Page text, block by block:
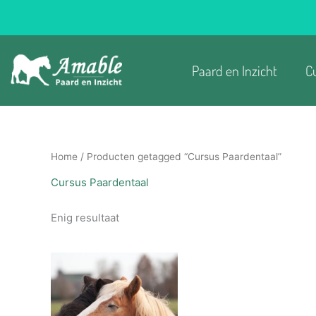
inhoud
Paard en Inzicht
Home / Producten getagged “Cursus Paardentaal”
Cursus Paardentaal
Enig resultaat